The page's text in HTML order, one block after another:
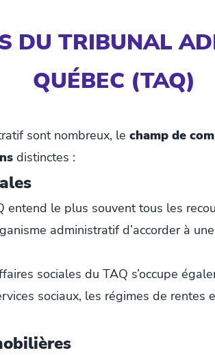
DU TRIBUNAL
QUÉBEC (TAQ)
sont nombreux, le champ de
distinctes :
entend le plus souvent tous les
administratif d’accorder à
sociales du TAQ s’occupe
sociaux, les régimes de rentes